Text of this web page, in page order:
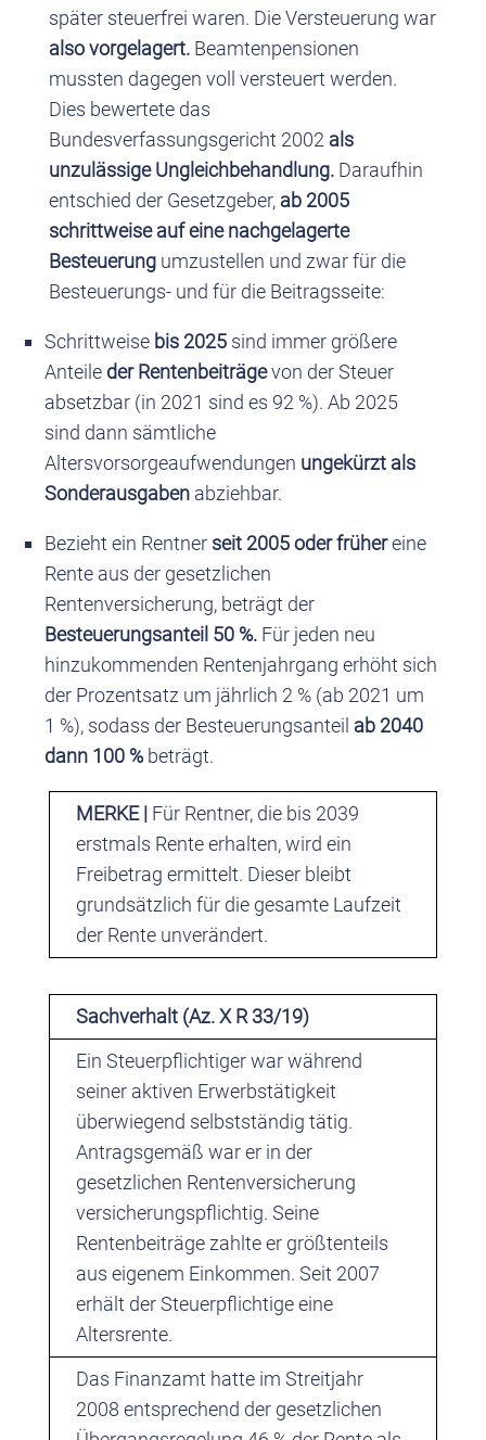
später steuerfrei waren. Die Versteuerung war
also vorgelagert.Beamtenpensionen
mussten dagegen voll versteuert werden.
Dies bewertete das
Bundesverfassungsgericht 2002 als
unzulässige Ungleichbehandlung.Daraufhin
entschied der Gesetzgeber, ab 2005
schrittweise auf eine nachgelagerte
Besteuerung umzustellen und zwar für die
Besteuerungs- und für die Beitragsseite:
Schrittweise bis 2025sind immer größere
Anteile der Rentenbeiträgevon der Steuer
absetzbar (in 2021 sind es 92 %). Ab 2025
sind dann sämtliche
Altersvorsorgeaufwendungen ungekürzt als
Sonderausgabenabziehbar.
Bezieht ein Rentner seit 2005 oder frühereine
Rente aus der gesetzlichen
Rentenversicherung, beträgt der
Besteuerungsanteil 50 %.Für jeden neu
hinzukommenden Rentenjahrgang erhöht sich
der Prozentsatz um jährlich 2 % (ab 2021 um
1 %), sodass der Besteuerungsanteil ab 2040
dann 100 %beträgt.
MERKE | Für Rentner, die bis 2039
erstmals Rente erhalten, wird ein
Freibetrag ermittelt. Dieser bleibt
grundsätzlich für die gesamte Laufzeit
der Rente unverändert.
Sachverhalt (Az. X R 33/19)
Ein Steuerpflichtiger war während
seiner aktiven Erwerbstätigkeit
überwiegend selbstständig tätig.
Antragsgemäß war er in der
gesetzlichen Rentenversicherung
versicherungspflichtig. Seine
Rentenbeiträge zahlte er größtenteils
aus eigenem Einkommen. Seit 2007
erhält der Steuerpflichtige eine
Altersrente.
Das Finanzamt hatte im Streitjahr
2008 entsprechend der gesetzlichen